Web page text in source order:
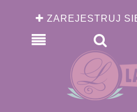
ZAREJESTRUJ